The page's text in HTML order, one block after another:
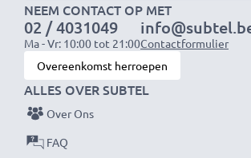
NEEM CONTACT OP MET
02 / 4031049
Ma - Vr: 10:00 tot 21:00Contactformulier
Overeenkomst herroepen
ALLES OVER SUBTEL
Over Ons
FAQ